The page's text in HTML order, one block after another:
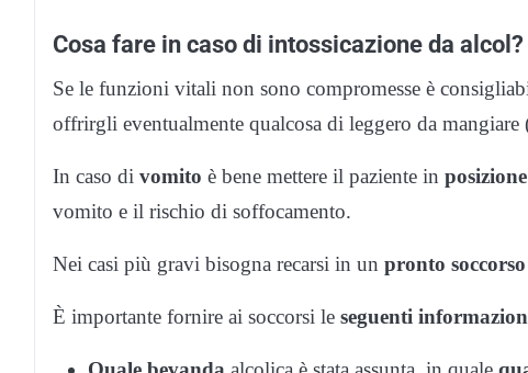
Cosa fare in caso di intossicazione da alcol?
Se le funzioni vitali non sono compromesse è
offrirgli eventualmente qualcosa di leggero da mangiare
In caso di vomito è bene mettere il paziente in
vomito e il rischio di soffocamento.
Nei casi più gravi bisogna recarsi in un pronto soccorso
È importante fornire ai soccorsi le seguenti